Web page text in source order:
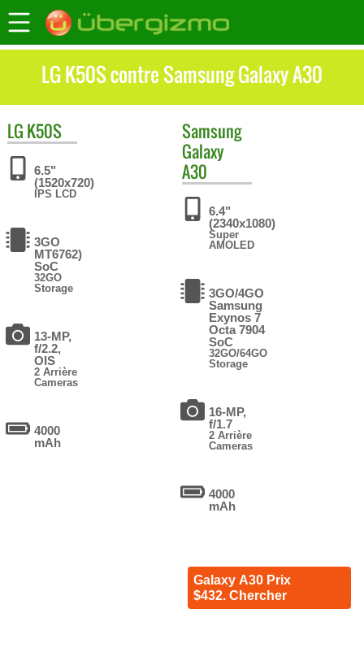
LG K50S contre Samsung Galaxy A30
LG K50S
6.5"
(1520x720)
IPS LCD
3GO
MT6762)
SoC
32GO
Storage
13-MP,
f/2.2,
OIS
2 Arrière
Cameras
4000
mAh
Samsung
Galaxy
A30
6.4"
(2340x1080)
Super
AMOLED
3GO/4GO
Samsung
Exynos 7
Octa 7904
SoC
32GO/64GO
Storage
16-MP,
f/1.7
2 Arrière
Cameras
4000
mAh
Galaxy A30 Prix
$432. Chercher